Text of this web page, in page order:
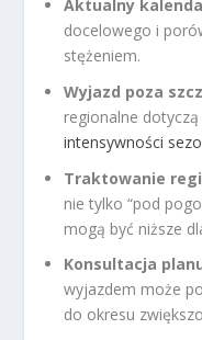
Aktualny
docelowego i
stężeniem.
Wyjazd poza
regionalne
intensywności
Traktowanie
nie tylko “pod
mogą być niższe
Konsultacja
wyjazdem może
do okresu